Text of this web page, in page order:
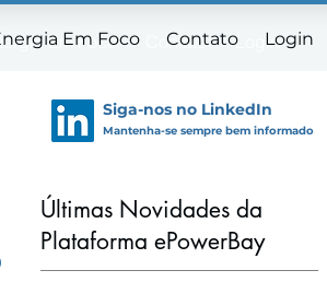
Em Foco Contato Login
Em Foco Contato Login
Siga-nos no LinkedIn
Mantenha-se sempre bem informado
Últimas Novidades da
Plataforma ePowerBay